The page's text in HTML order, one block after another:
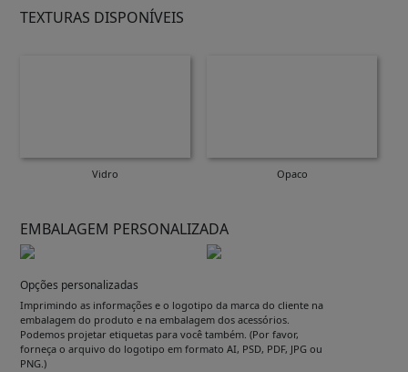
TEXTURAS DISPONÍVEIS
Vidro Opaco
EMBALAGEM PERSONALIZADA
Opções personalizadas
Imprimindo as informações e o logotipo da marca do cliente na
embalagem do produto e na embalagem dos acessórios.
Podemos projetar etiquetas para você também. (Por favor,
forneça o arquivo do logotipo em formato AI, PSD, PDF, JPG ou
PNG.)